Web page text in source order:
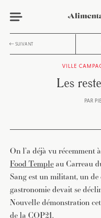
SUIVANT
VILLE
Les
PAR
On l’a déjà vu récemment
Food Templeau Carreau
Sang est un militant, un
gastronomie devait se
Nouvelle démonstration
de la COP21.